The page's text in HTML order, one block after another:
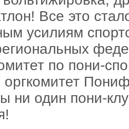
Все это
усилиям
по пони-
оргкомитет
ни один пони-